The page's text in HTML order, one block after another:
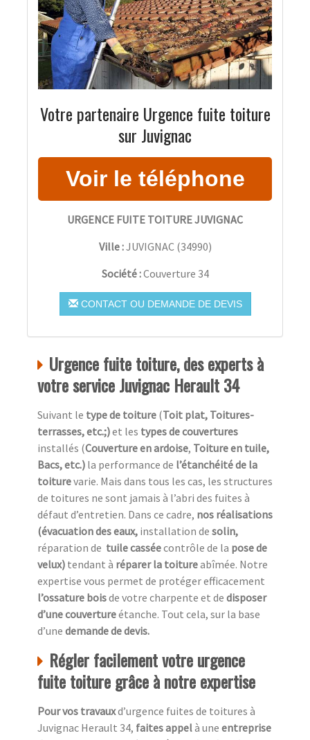
Votre partenaire Urgence fuite toiture
sur Juvignac
URGENCE FUITE TOITURE JUVIGNAC
Ville :JUVIGNAC(34990)
Société :Couverture 34
CONTACT OU DEMANDE DE DEVIS
Urgence fuite toiture, des experts à
votre service Juvignac Herault 34
Suivant le type de toiture (Toit plat, Toitures-
terrasses, etc.;)et les types de couvertures
installés (Couverture en ardoise, Toiture en tuile,
Bacs, etc.) la performance de l’étanchéité de la
toiturevarie. Mais dans tous les cas, les structures
de toitures ne sont jamais à l’abri des fuites à
défaut d’entretien. Dans ce cadre, nos réalisations
(évacuation des eaux, installation de solin,
réparation de tuile casséecontrôle de la pose de
velux) tendant à réparer la toitureabîmée. Notre
expertise vous permet de protéger efficacement
l’ossature boisde votre charpente et de disposer
d’une couvertureétanche. Tout cela, sur la base
d’une demande de devis.
Régler facilement votre urgence
fuite toiture grâce à notre expertise
Pour vos travauxd’urgence fuites de toitures à
Juvignac Herault 34, faites appelà une entreprise